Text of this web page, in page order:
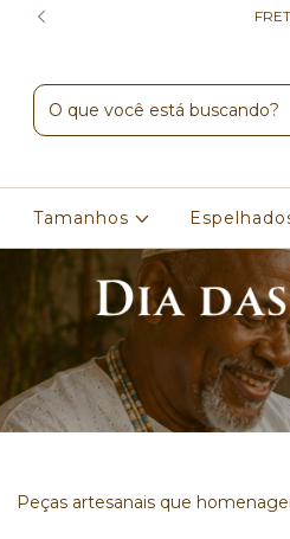
Tamanhos
Peças artesanais que